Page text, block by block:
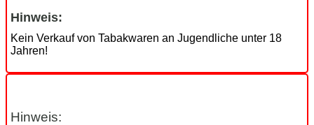
Hinweis:
Kein Verkauf von Tabakwaren an Jugendliche unter 18
Jahren!
Hinweis: